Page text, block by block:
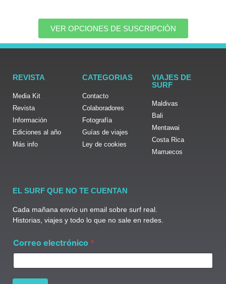
VER OPCIONES DE SUSCRIPCIÓN
REVISTA
Media Kit
Revista
Información
Ediciones al año
Más info
CATEGORIAS
Contacto
Colaboradores
Fotografía
Guías de viajes
Ley de cookies
VIAJES DE
SURF
Maldivas
Bali
Mentawai
Costa Rica
Marruecos
EL SURF QUE NO TE CUENTAN
Cada mañana envío un email sobre surf real.
Historias, viajes y todo lo que no sale en redes.
o
r
Correo electrónico *